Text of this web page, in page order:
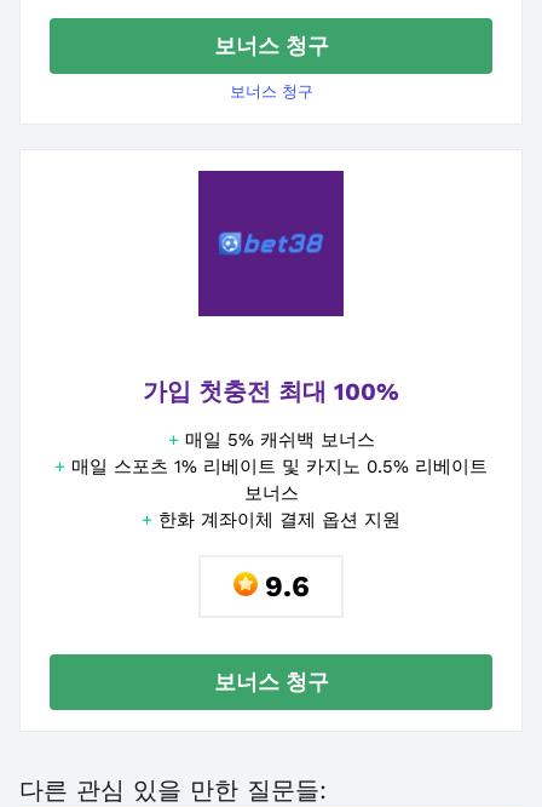
보너스 청구
보너스 청구
가입 첫충전 최대 100%
+ 매일 5% 캐쉬백 보너스
+ 매일 스포츠 1% 리베이트 및 카지노 0.5% 리베이트
보너스
+ 한화 계좌이체 결제 옵션 지원
9.6
보너스 청구
다른 관심 있을 만한 질문들: